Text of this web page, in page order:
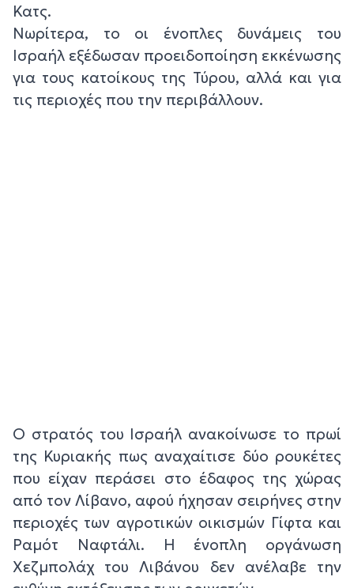
Κατς.
Νωρίτερα, το οι ένοπλες δυνάμεις του
Ισραήλ εξέδωσαν προειδοποίηση εκκένωσης
για τους κατοίκους της Τύρου, αλλά και για
τις περιοχές που την περιβάλλουν.
Ο στρατός του Ισραήλ ανακοίνωσε το πρωί
της Κυριακής πως αναχαίτισε δύο ρουκέτες
που είχαν περάσει στο έδαφος της χώρας
από τον Λίβανο, αφού ήχησαν σειρήνες στην
περιοχές των αγροτικών οικισμών Γίφτα και
Ραμότ Ναφτάλι. Η ένοπλη οργάνωση
Χεζμπολάχ του Λιβάνου δεν ανέλαβε την